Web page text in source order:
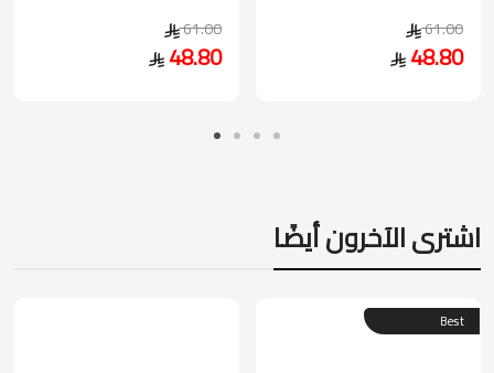
61.00
48.80
61.00
48.80
اشترى الآخرون أيضًا
Best